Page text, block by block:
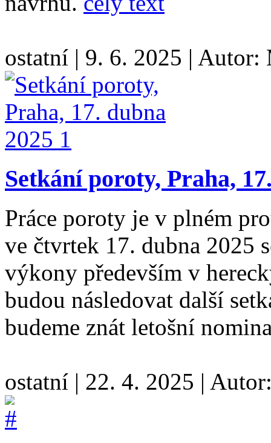
ostatní | 9. 6. 2025 | Autor:
Setkání poroty, Praha,
Práce poroty je v plném
ve čtvrtek 17. dubna 2025
výkony především v
budou následovat další
budeme znát letošní
ostatní | 22. 4. 2025 |